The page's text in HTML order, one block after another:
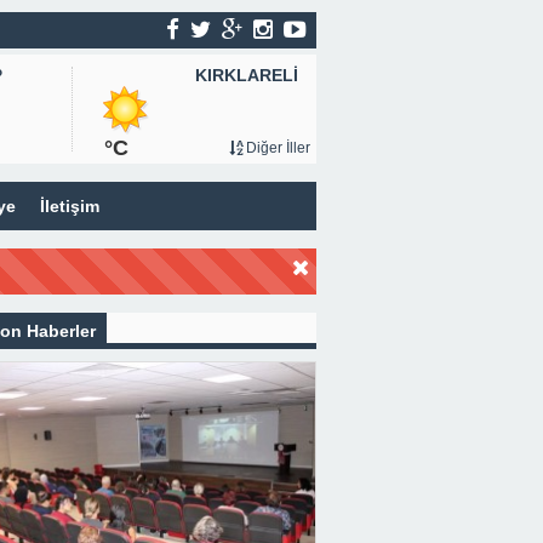
KIRKLARELİ
°C Diğer İller
İletişim
Haberler